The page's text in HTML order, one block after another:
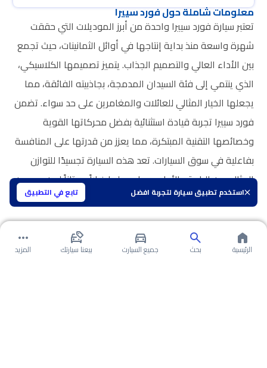
استخدم تطبيق سيارة لتجربة افضل تابع في التطبيق
معلومات شاملة حول فورد سييرا
تعتبر سيارة فورد سييرا واحدة من أبرز الموديلات التي حققت
شهرة واسعة منذ بداية إنتاجها في أوائل الثمانينات، حيث تجمع
بين الأداء العالي والتصميم الجذاب. يتميز تصميمها الكلاسيكي،
الذي ينتمي إلى فئة السيدان المدمجة، بجاذبيته الفائقة، مما
يجعلها الخيار المثالي للعائلات والمغامرين على حد سواء. تضمن
فورد سييرا تجربة قيادة استثنائية بفضل محركاتها القوية
وخصائصها التقنية المبتكرة، مما يعزز من قدرتها على المنافسة
بفاعلية في سوق السيارات. تعد هذه السيارة تجسيدًا للتوازن
المثالي بين الراحة والأداء، مما يجعلها خياراً ممتازاً لمن يسعون
إلى الجودة والاعتمادية في تجربة القيادة.
الرئيسية بحث جميع السيارت بيعنا سيارتك المزيد